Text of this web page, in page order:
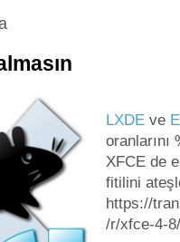
LXDE ve
oranlarını
XFCE de
fitilini
https://
/r/xfce-4-